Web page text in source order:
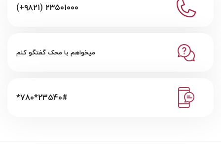
(+۹۸۲۱) ۲۳۵۰۱۰۰۰
میخواهم با محک گفتگو کنم
*780*23540#